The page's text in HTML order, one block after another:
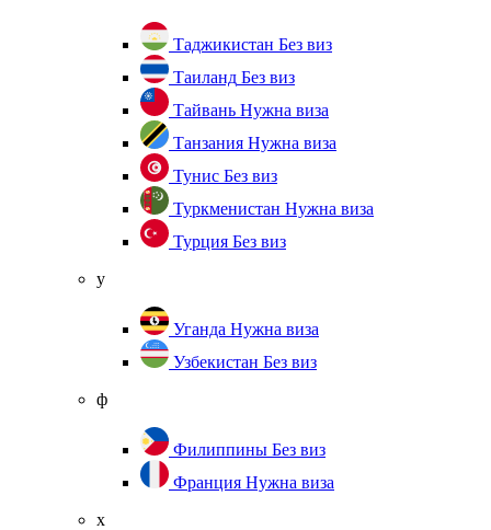
Таджикистан Без виз
Таиланд Без виз
Тайвань Нужна виза
Танзания Нужна виза
Тунис Без виз
Туркменистан Нужна виза
Турция Без виз
у
Уганда Нужна виза
Узбекистан Без виз
ф
Филиппины Без виз
Франция Нужна виза
х